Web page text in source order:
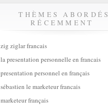
THÈMES ABORDÉS
RÉCEMMENT
zig ziglar francais
la presentation personnelle en francais
presentation personnel en français
sébastien le marketeur francais
marketeur français